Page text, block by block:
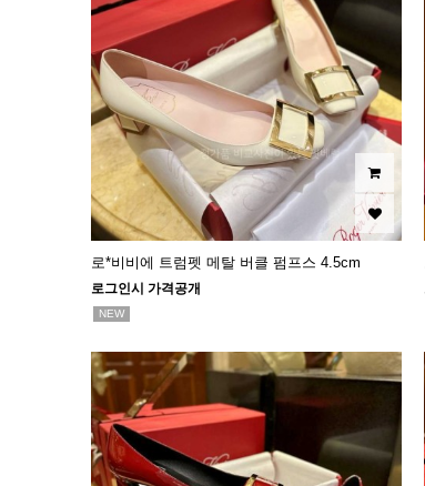
로*비비에 트럼펫 메탈 버클 펌프스 4.5cm
로그인시 가격공개
NEW